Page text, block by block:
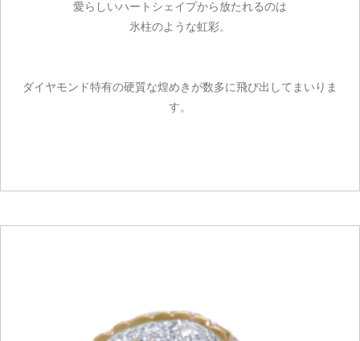
愛らしいハートシェイプから放たれるのは
氷柱のような虹彩。
ダイヤモンド特有の硬質な煌めきが数多に飛び出してまいりま
す。